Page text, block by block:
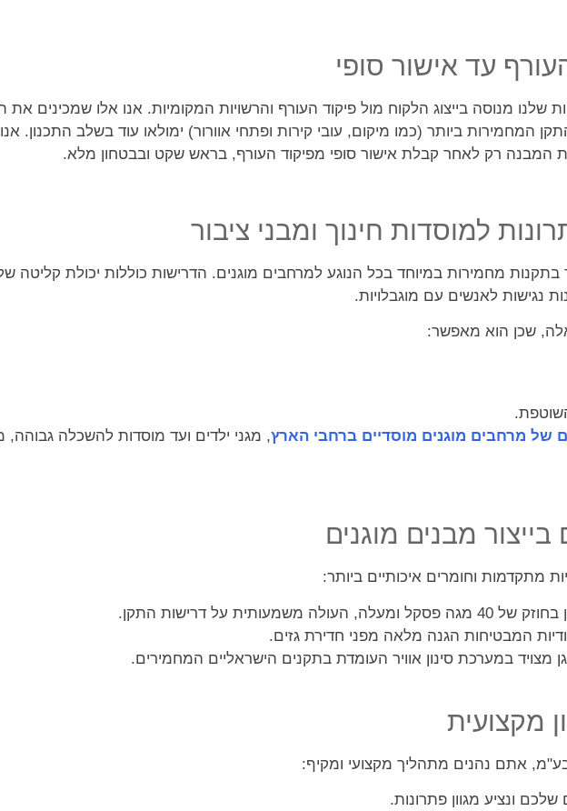
עד אישור סופי
מנוסה בייצוג הלקוח מול פיקוד העורף והרשויות המקומיות. אנו אלו שמכינים את
המחמירות ביותר (כמו מיקום, עובי קירות ופתחי אוורור) ימולאו עוד בשלב התכנון.
המבנה רק לאחר קבלת אישור סופי מפיקוד העורף, בראש שקט ובבטחון מלא.
למוסדות חינוך ומבני ציבור
בתקנות מחמירות במיוחד בכל הנוגע למרחבים מוגנים. הדרישות כוללות יכולת
נגישות לאנשים עם מוגבלויות.
אלה, שכן הוא מאפשר:
של מרחבים מוגנים מוסדיים ברחבי הארץ, מגני ילדים ועד מוסדות להשכלה
מבנים מוגנים
מתקדמות וחומרים איכותיים ביותר:
על דרישות התקן.
המבטיחות הגנה מלאה מפני חדירת גזים.
מצויד במערכת סינון אוויר העומדת בתקנים הישראליים המחמירים.
מקצועית
אתם נהנים מתהליך מקצועי ומקיף: